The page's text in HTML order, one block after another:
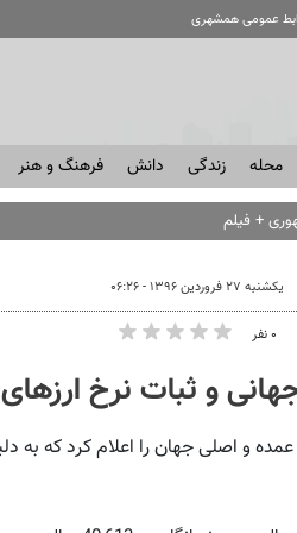
عمومی همشهری
محله زندگی دانش فرهنگ و هنر
+ فیلم
یکشنبه ۲۷ فروردین ۱۳۹۶ - ۰۶:۲۶
۰ نفر
آنلاین: بانک مرکزی یکشنبه ۲۷ فروردین‌ماه نرخ ۳۹ ارز عمده و اصلی جهان را